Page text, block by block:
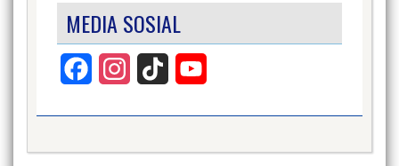
MEDIA SOSIAL
Facebook InstagramTikTok